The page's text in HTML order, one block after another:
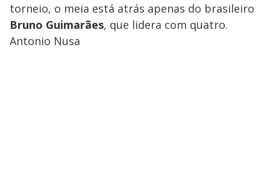
torneio, o meia está atrás apenas do brasileiro
Bruno Guimarães, que lidera com quatro.
Antonio Nusa